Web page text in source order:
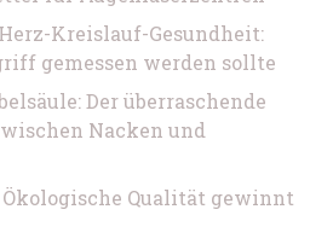
Kreislauf-Gesundheit:
gemessen werden sollte
Der überraschende
Nacken und
Ökologische Qualität gewinnt